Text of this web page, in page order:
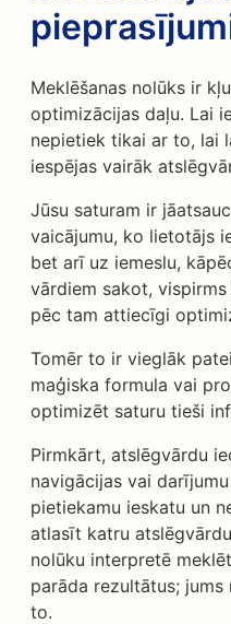
Meklēšanas nolūks ir
optimizācijas daļu. Lai
nepietiek tikai ar to, lai
iespējas vairāk
Jūsu saturam ir
vaicājumu, ko lietotājs
bet arī uz iemeslu,
vārdiem sakot,
pēc tam attiecīgi
Tomēr to ir vieglāk
maģiska formula vai
optimizēt saturu tieši
Pirmkārt, atslēgvārdu
navigācijas vai
pietiekamu ieskatu un
atlasīt katru
nolūku interpretē
parāda rezultātus;
to.